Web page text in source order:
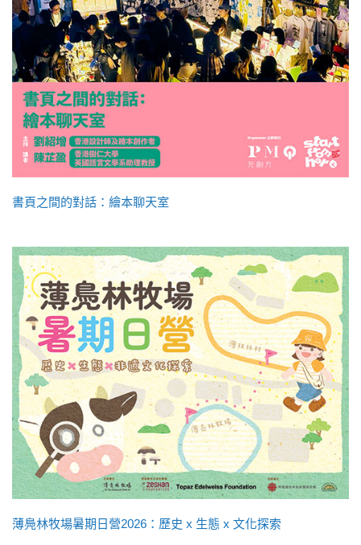
書頁之間的對話：繪本聊天室
薄鳧林牧場暑期日營2026：歷史 x 生態 x 文化探索